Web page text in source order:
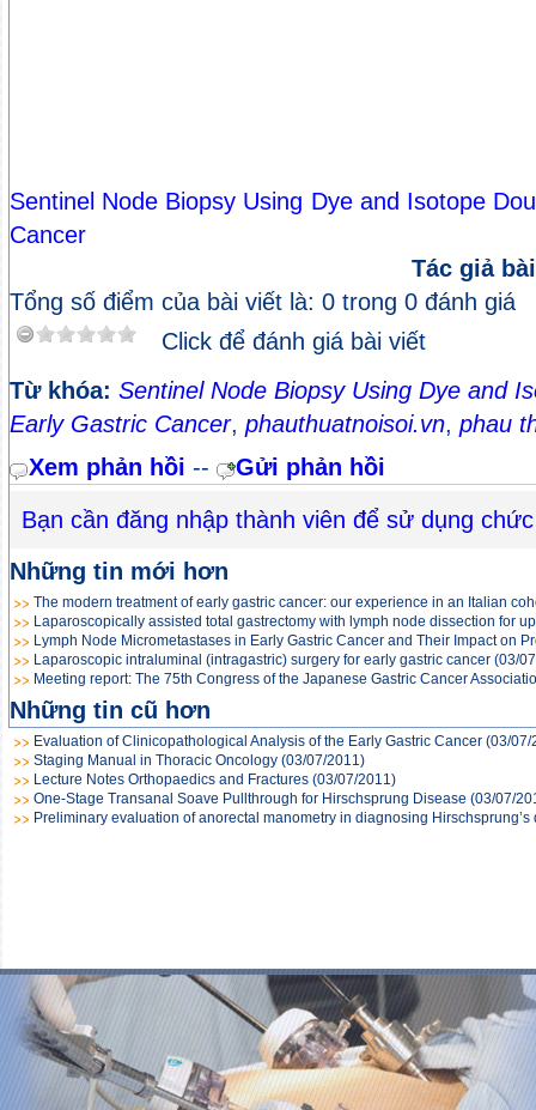
Sentinel Node Biopsy Using Dye and Isotope
Cancer
Tác giả
Tổng số điểm của bài viết là: 0 trong 0 đánh giá
Click để đánh giá bài viết
Từ khóa: Sentinel Node Biopsy Using Dye and
Early Gastric Cancer, phauthuatnoisoi.vn, phau
Xem phản hồi --
Gửi phản hồi
Bạn cần đăng nhập thành viên để sử dụng
Những tin mới hơn
The modern treatment of early gastric cancer: our experience in an Italian
Laparoscopically assisted total gastrectomy with lymph node dissection for
Lymph Node Micrometastases in Early Gastric Cancer and Their Impact on
Laparoscopic intraluminal (intragastric) surgery for early gastric cancer (03/
Meeting report: The 75th Congress of the Japanese Gastric Cancer
Những tin cũ hơn
Evaluation of Clinicopathological Analysis of the Early Gastric Cancer (03/07/
Staging Manual in Thoracic Oncology (03/07/2011)
Lecture Notes Orthopaedics and Fractures (03/07/2011)
One-Stage Transanal Soave Pullthrough for Hirschsprung Disease (03/07/
Preliminary evaluation of anorectal manometry in diagnosing